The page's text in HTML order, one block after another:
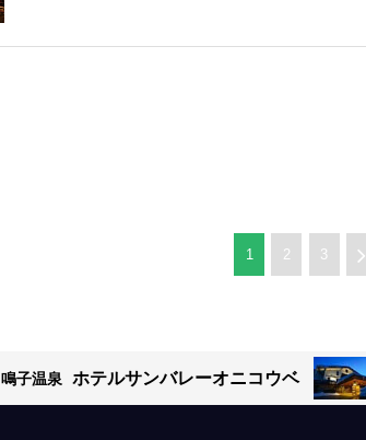
1 2 3
鳴子温泉 ホテルサンバレーオニコウベ